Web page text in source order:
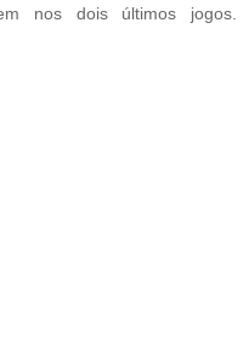
nos dois últimos jogos.